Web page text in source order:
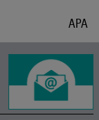
APA